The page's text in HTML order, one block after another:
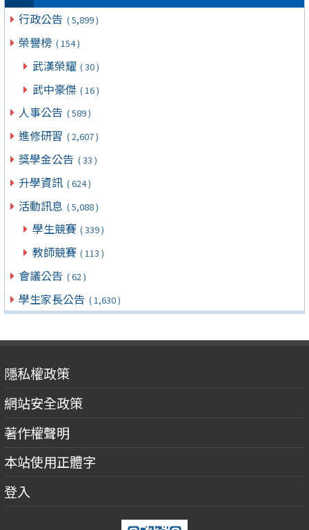
行政公告 ( 5,899 )
榮譽榜 ( 154 )
武漢榮耀 ( 30 )
武中豪傑 ( 16 )
人事公告 ( 589 )
進修研習 ( 2,607 )
獎學金公告 ( 33 )
升學資訊 ( 624 )
活動訊息 ( 5,088 )
學生競賽 ( 339 )
教師競賽 ( 113 )
會議公告 ( 62 )
學生家長公告 ( 1,630 )
隱私權政策
網站安全政策
著作權聲明
本站使用正體字
登入